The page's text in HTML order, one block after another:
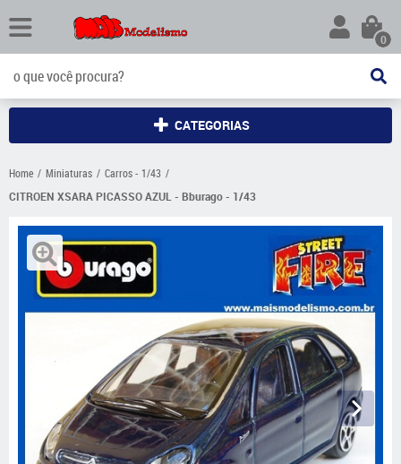
0
CATEGORIAS
Home Miniaturas
Carros - 1/43
CITROEN XSARA PICASSO AZUL - Bburago - 1/43